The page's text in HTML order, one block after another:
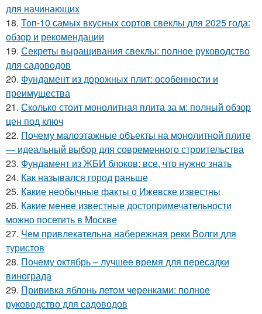
для начинающих
18. Топ-10 самых вкусных сортов свеклы для 2025 года:
обзор и рекомендации
19. Секреты выращивания свеклы: полное руководство
для садоводов
20. Фундамент из дорожных плит: особенности и
преимущества
21. Сколько стоит монолитная плита за м: полный обзор
цен под ключ
22. Почему малоэтажные объекты на монолитной плите
— идеальный выбор для современного строительства
23. Фундамент из ЖБИ блоков: все, что нужно знать
24. Как назывался город раньше
25. Какие необычные факты о Ижевске известны
26. Какие менее известные достопримечательности
можно посетить в Москве
27. Чем привлекательна набережная реки Волги для
туристов
28. Почему октябрь – лучшее время для пересадки
винограда
29. Прививка яблонь летом черенками: полное
руководство для садоводов